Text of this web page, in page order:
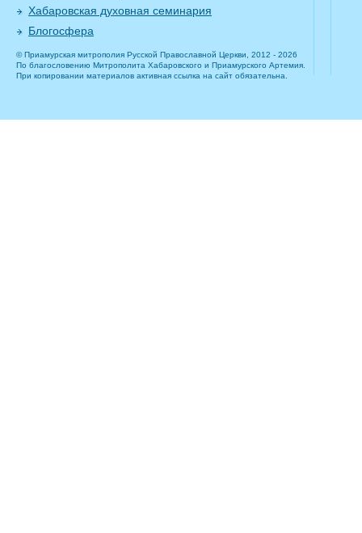
Хабаровская духовная семинария
Блогосфера
© Приамурская митрополия Русской Православной Церкви, 2012 - 2026
По благословению Митрополита Хабаровского и Приамурского Артемия.
При копировании материалов активная ссылка на сайт обязательна.